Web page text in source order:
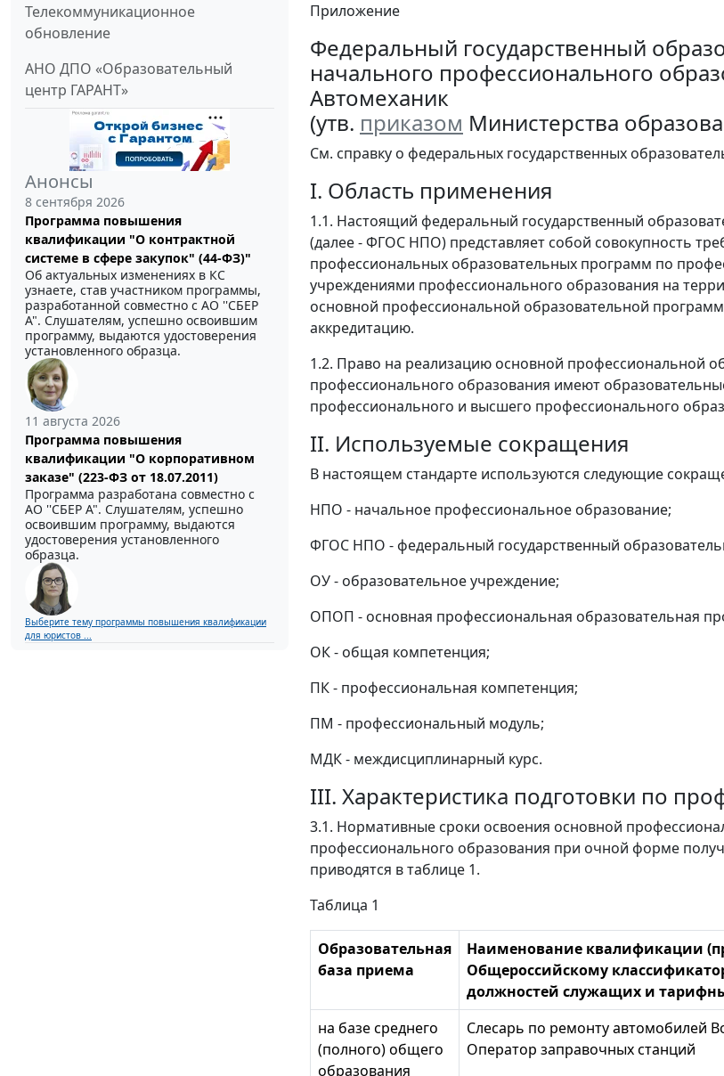
Телекоммуникационное
обновление
АНО ДПО «Образовательный
центр ГАРАНТ»
Анонсы
8 сентября 2026
Программа повышения
квалификации "О контрактной
системе в сфере закупок" (44-ФЗ)"
Об актуальных изменениях в КС
узнаете, став участником программы,
разработанной совместно с АО ''СБЕР
А". Слушателям, успешно освоившим
программу, выдаются удостоверения
установленного образца.
11 августа 2026
Программа повышения
квалификации "О корпоративном
заказе" (223-ФЗ от 18.07.2011)
Программа разработана совместно с
АО ''СБЕР А". Слушателям, успешно
освоившим программу, выдаются
удостоверения установленного
образца.
Выберите тему программы повышения квалификации
для юристов ...
Приложение
Федеральный государственный
начального профессионального
Автомеханик
(утв. приказом Министерства
См. справку о федеральных государственных
I. Область применения
1.1. Настоящий федеральный государственный
(далее - ФГОС НПО) представляет собой совокупность
профессиональных образовательных программ по
учреждениями профессионального образования на
основной профессиональной образовательной
аккредитацию.
1.2. Право на реализацию основной профессиональной
профессионального образования имеют
профессионального и высшего профессионального
II. Используемые сокращения
В настоящем стандарте используются следующие
НПО - начальное профессиональное образование;
ФГОС НПО - федеральный государственный
ОУ - образовательное учреждение;
ОПОП - основная профессиональная образовательная
ОК - общая компетенция;
ПК - профессиональная компетенция;
ПМ - профессиональный модуль;
МДК - междисциплинарный курс.
III. Характеристика подготовки по
3.1. Нормативные сроки освоения основной
профессионального образования при очной форме
приводятся в таблице 1.
Таблица 1
Образовательная
база приема
Наименование квалификации
Общероссийскому
должностей служащих и
на базе среднего
(полного) общего
образования
Слесарь по ремонту автомобилей
Оператор заправочных станций